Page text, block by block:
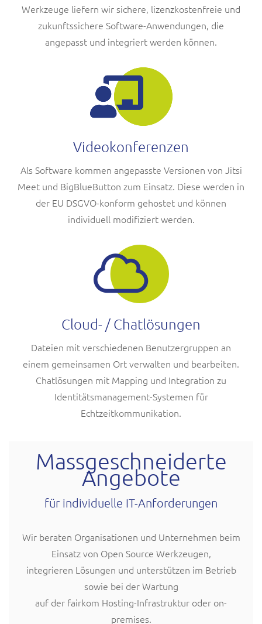
Werkzeuge liefern wir sichere, lizenzkostenfreie und
zukunftssichere Software-Anwendungen, die
angepasst und integriert werden können.
Videokonferenzen
Als Software kommen angepasste Versionen von Jitsi
Meet und BigBlueButton zum Einsatz. Diese werden in
der EU DSGVO-konform gehostet und können
individuell modifiziert werden.
Cloud- / Chatlösungen
Dateien mit verschiedenen Benutzergruppen an
einem gemeinsamen Ort verwalten und bearbeiten.
Chatlösungen mit Mapping und Integration zu
Identitätsmanagement-Systemen für
Echtzeitkommunikation.
Massgeschneiderte
Angebote
für individuelle IT-Anforderungen
Wir beraten Organisationen und Unternehmen beim
Einsatz von Open Source Werkzeugen,
integrieren Lösungen und unterstützen im Betrieb
sowie bei der Wartung
auf der fairkom Hosting-Infrastruktur oder on-
premises.